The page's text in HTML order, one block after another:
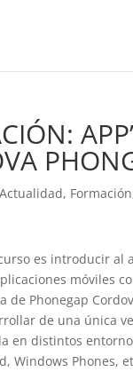
Actualidad, Formación
es introducir al
móviles
de Phonegap
de una única
en distintos
Windows Phones,